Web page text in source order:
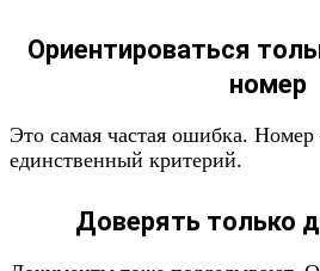
Ориентироваться
номер
Это самая частая ошибка.
единственный критерий.
Доверять только